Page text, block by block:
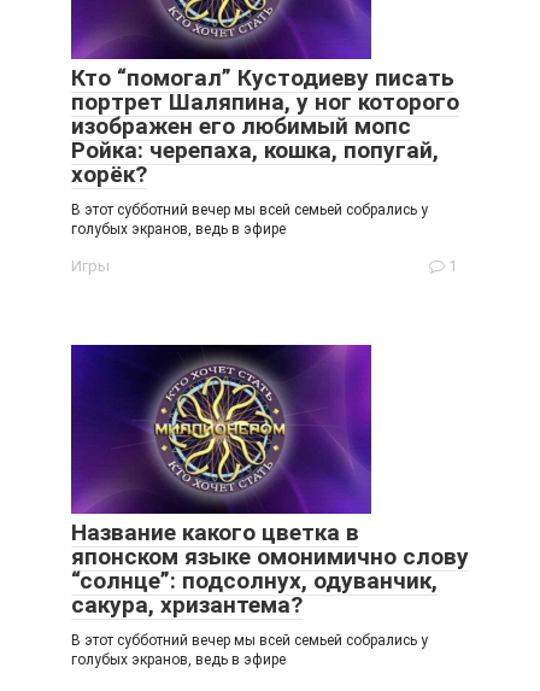
Кто “помогал” Кустодиеву писать
портрет Шаляпина, у ног которого
изображен его любимый мопс
Ройка: черепаха, кошка, попугай,
хорёк?
В этот субботний вечер мы всей семьей собрались у
голубых экранов, ведь в эфире
Игры 1
Название какого цветка в
японском языке омонимично слову
“солнце”: подсолнух, одуванчик,
сакура, хризантема?
В этот субботний вечер мы всей семьей собрались у
голубых экранов, ведь в эфире